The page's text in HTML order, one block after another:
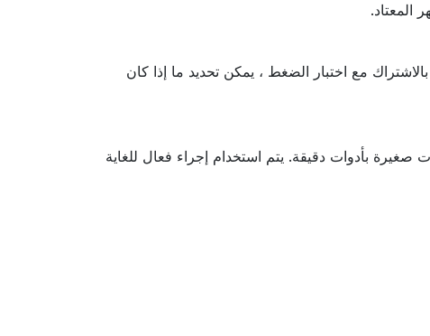
المعتاد.
مع اختبار الضغط ، يمكن تحديد ما إذا كان
بأدوات دقيقة. يتم استخدام إجراء فعال للغاية